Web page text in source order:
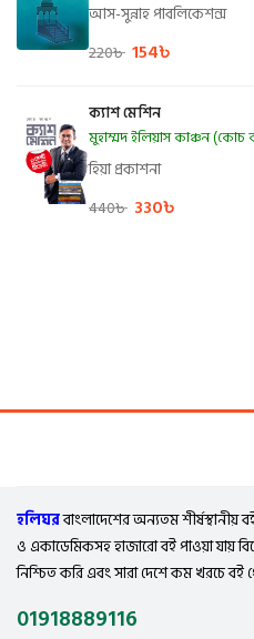
আস-সুন্নাহ পাবলিকেশন্স
220৳ 154৳
ক্যাশ মেশিন
মুহাম্মদ ইলিয়াস কাঞ্চন (কোচ
হিয়া প্রকাশনা
440৳ 330৳
হলিঘরবাংলাদেশের অন্যতম শীর্ষস্থানীয়
ও একাডেমিকসহ হাজারো বই পাওয়া যায়
নিশ্চিত করি এবং সারা দেশে কম খরচে বই
01918889116